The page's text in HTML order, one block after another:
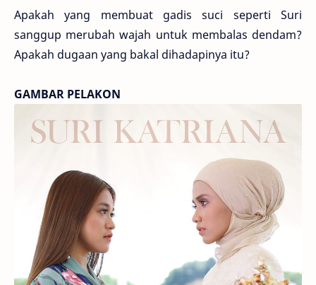
Apakah yang membuat gadis suci seperti Suri
sanggup merubah wajah untuk membalas dendam?
Apakah dugaan yang bakal dihadapinya itu?
GAMBAR PELAKON